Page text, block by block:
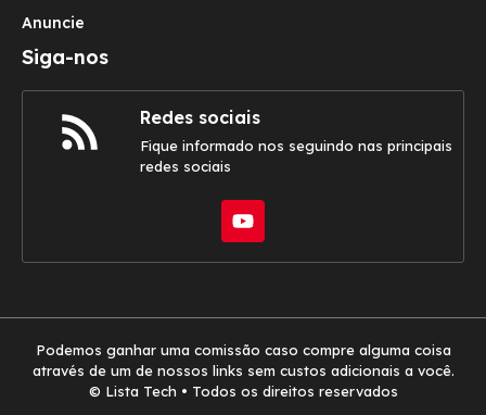
Anuncie
Siga-nos
Redes sociais
Fique informado nos seguindo nas principais
redes sociais
Podemos ganhar uma comissão caso compre alguma coisa
através de um de nossos links sem custos adicionais a você.
© Lista Tech • Todos os direitos reservados